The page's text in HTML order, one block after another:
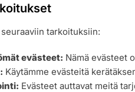
tarkoituksiin:
evästeet: Nämä evästeet
Käytämme evästeitä
Evästeet auttavat meitä